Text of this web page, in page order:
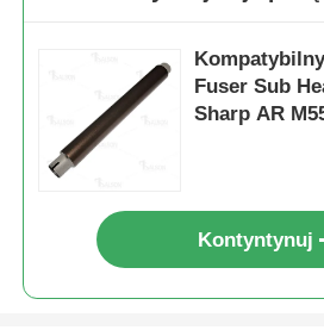
Dom
Produkty
Fuser Sub
Sharp AR
Kontyntynuj